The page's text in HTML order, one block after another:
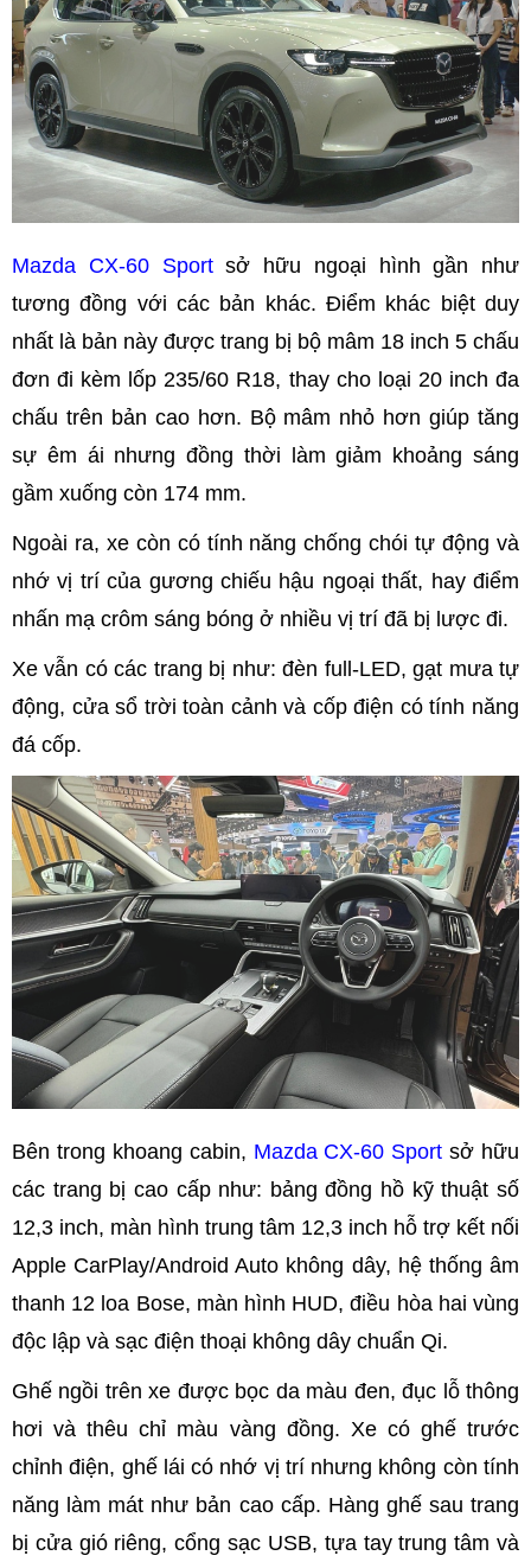
Mazda CX-60 Sportsở hữu ngoại hình gần như
tương đồng với các bản khác. Điểm khác biệt duy
nhất là bản này được trang bị bộ mâm 18 inch 5 chấu
đơn đi kèm lốp 235/60 R18, thay cho loại 20 inch đa
chấu trên bản cao hơn. Bộ mâm nhỏ hơn giúp tăng
sự êm ái nhưng đồng thời làm giảm khoảng sáng
gầm xuống còn 174 mm.
Ngoài ra, xe còn có tính năng chống chói tự động và
nhớ vị trí của gương chiếu hậu ngoại thất, hay điểm
nhấn mạ crôm sáng bóng ở nhiều vị trí đã bị lược đi.
Xe vẫn có các trang bị như: đèn full-LED, gạt mưa tự
động, cửa sổ trời toàn cảnh và cốp điện có tính năng
đá cốp.
Bên trong khoang cabin, Mazda CX-60 Sport sở hữu
các trang bị cao cấp như: bảng đồng hồ kỹ thuật số
12,3 inch, màn hình trung tâm 12,3 inch hỗ trợ kết nối
Apple CarPlay/Android Auto không dây, hệ thống âm
thanh 12 loa Bose, màn hình HUD, điều hòa hai vùng
độc lập và sạc điện thoại không dây chuẩn Qi.
Ghế ngồi trên xe được bọc da màu đen, đục lỗ thông
hơi và thêu chỉ màu vàng đồng. Xe có ghế trước
chỉnh điện, ghế lái có nhớ vị trí nhưng không còn tính
năng làm mát như bản cao cấp. Hàng ghế sau trang
bị cửa gió riêng, cổng sạc USB, tựa tay trung tâm và